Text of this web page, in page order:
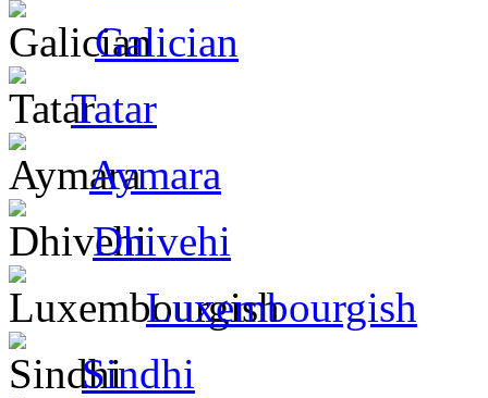
Galician
Tatar
Aymara
Dhivehi
Luxembourgish
Sindhi